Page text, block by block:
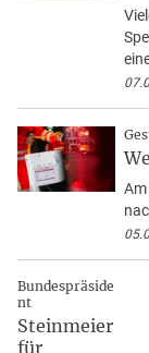
Bundespräside
nt
Steinmeier
für